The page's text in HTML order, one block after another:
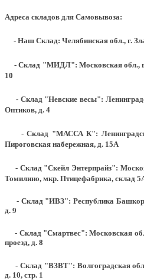
Адреса складов для Самовывоза:
- Наш Склад: Челябинская обл., г.
- Склад "МИДЛ": Московская обл., г.
10
- Склад "Невские весы":
Оптиков, д. 4
- Склад "МАССА К":
Пироговская набережная, д. 15А
- Склад "Скейл Энтерпрайз":
Томилино, мкр. Птицефабрика, склад
- Склад "ИВЗ": Республика
д. 9
- Склад "Смартвес":Московская
проезд, д. 8
- Склад "ВЗВТ": Волгоградская
д. 10, стр. 1